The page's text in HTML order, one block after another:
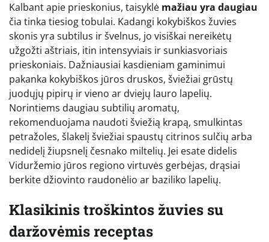
Kalbant apie prieskonius, taisyklė mažiau yra daugiau
čia tinka tiesiog tobulai. Kadangi kokybiškos žuvies
skonis yra subtilus ir švelnus, jo visiškai nereikėtų
užgožti aštriais, itin intensyviais ir sunkiasvoriais
prieskoniais. Dažniausiai kasdieniam gaminimui
pakanka kokybiškos jūros druskos, šviežiai grūstų
juodųjų pipirų ir vieno ar dviejų lauro lapelių.
Norintiems daugiau subtilių aromatų,
rekomenduojama naudoti šviežią krapą, smulkintas
petražoles, šlakelį šviežiai spaustų citrinos sulčių arba
nedidelį žiupsnelį česnako miltelių. Jei esate didelis
Viduržemio jūros regiono virtuvės gerbėjas, drąsiai
berkite džiovinto raudonėlio ar baziliko lapelių.
Klasikinis troškintos žuvies su
daržovėmis receptas